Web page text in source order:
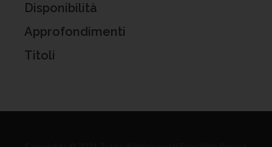
Disponibilità
Approfondimenti
Titoli